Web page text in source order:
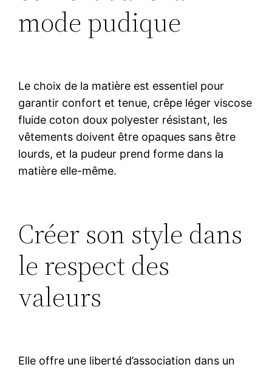
mode pudique
Le choix de la matière est essentiel pour
garantir confort et tenue, crêpe léger viscose
fluide coton doux polyester résistant, les
vêtements doivent être opaques sans être
lourds, et la pudeur prend forme dans la
matière elle-même.
Créer son style dans
le respect des
valeurs
Elle offre une liberté d’association dans un